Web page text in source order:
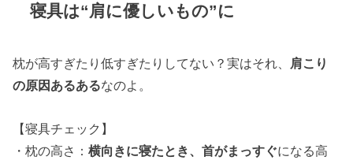
寝具は“肩に優しいもの”に
枕が高すぎたり低すぎたりしてない？実はそれ、 肩こり
の原因あるあるなのよ。
【寝具チェック】
・枕の高さ：横向きに寝たとき、首がまっすぐになる高